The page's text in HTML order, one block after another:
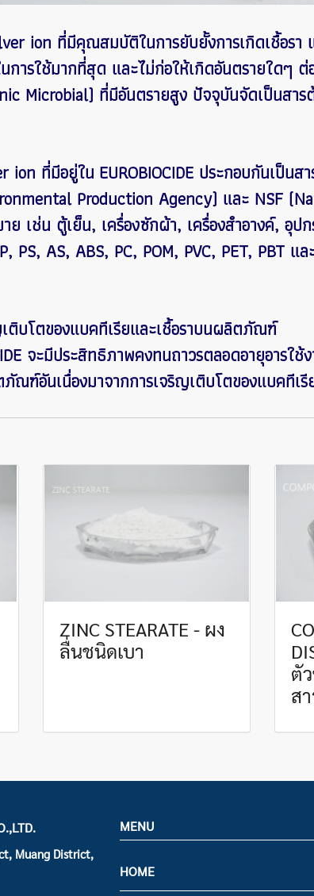
ที่มีคุณสมบัติในการยับยั้งการเกิดเชื้อรา
ารใช้มากที่สุด และไม่ก่อให้เกิดอันตรายใดๆ
Microbial) ที่มีอันตรายสูง ปัจจุบันจัดเป็นสาร
อยู่ใน EUROBIOCIDE ประกอบกันเป็นสาร
Production Agency) และ NSF
เช่น ตู้เย็น, เครื่องซักผ้า, เครื่องสำอางค์, อุ
PS, AS, ABS, PC, POM, PVC, PET, PBT แ
ติบโตของแบคทีเรียและเชื้อราบนผลิตภัณฑ์
จะมีประสิทธิภาพคงทนถาวรตลอดอายุอาร
ณฑ์อันเนื่องมาจากการเจริญเติบโตของแบคที
ZINC STEARATE - ผง
ลื่นชนิดเบา
ตั
ส
Muang District,
MENU
HOME